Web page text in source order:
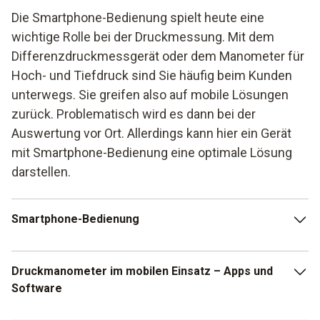
Die Smartphone-Bedienung spielt heute eine
wichtige Rolle bei der Druckmessung. Mit dem
Differenzdruckmessgerät oder dem Manometer für
Hoch- und Tiefdruck sind Sie häufig beim Kunden
unterwegs. Sie greifen also auf mobile Lösungen
zurück. Problematisch wird es dann bei der
Auswertung vor Ort. Allerdings kann hier ein Gerät
mit Smartphone-Bedienung eine optimale Lösung
darstellen.
Smartphone-Bedienung
Durch die Verbindung zum Smartphone oder auch dem
Tablet haben Sie die Möglichkeit, die Werte schnell zu
Druckmanometer im mobilen Einsatz – Apps und
Software